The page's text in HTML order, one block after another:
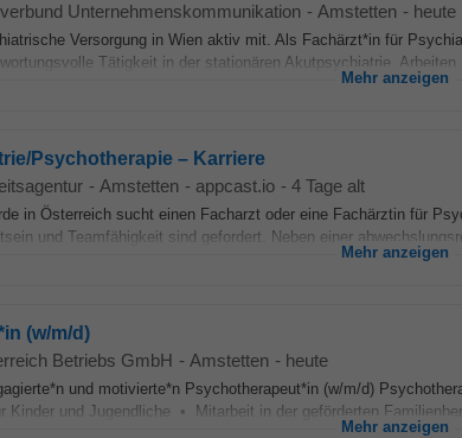
Unternehmenskommunikation - Amstetten - heute
Versorgung in Wien aktiv mit. Als Fachärzt*in für
Tätigkeit in der stationären Akutpsychiatrie. Arbeiten
Mehr anzeigen
Psychotherapie – Karriere
- Amstetten - appcast.io - 4 Tage alt
in Österreich sucht einen Facharzt oder eine Fachärztin für
und Teamfähigkeit sind gefordert. Neben einer
Mehr anzeigen
(w/m/d)
Betriebs GmbH - Amstetten - heute
und motivierte*n Psychotherapeut*in (w/m/d)
Kinder und Jugendliche • Mitarbeit in der geförderten
Mehr anzeigen